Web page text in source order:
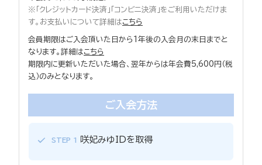
※「クレジットカード決済」「コンビニ決済」をご利用いただけま
す。お支払いについて詳細はこちら
会員期限はご入会頂いた日から1年後の入会月の末日までと
なります。詳細はこちら
期限内に更新いただいた場合、翌年からは年会費5,600円（税
込）のみとなります。
ご入会方法
STEP 1 咲妃みゆIDを取得